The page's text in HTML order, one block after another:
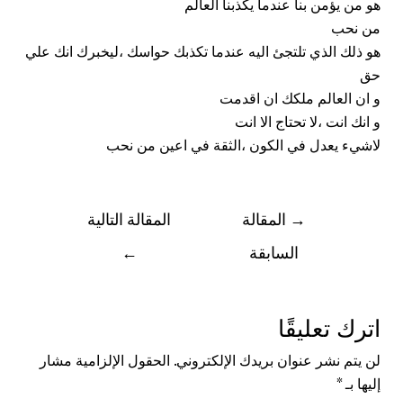
هو من يؤمن بنا عندما يكذبنا العالم
من نحب
هو ذلك الذي تلتجئ اليه عندما تكذبك حواسك ،ليخبرك انك علي
حق
و ان العالم ملكك ان اقدمت
و انك انت ،لا تحتاج الا انت
لاشيء يعدل في الكون ،الثقة في اعين من نحب
→ المقالة
السابقة
المقالة التالية
←
اترك تعليقًا
لن يتم نشر عنوان بريدك الإلكتروني. الحقول الإلزامية مشار
إليها بـ*